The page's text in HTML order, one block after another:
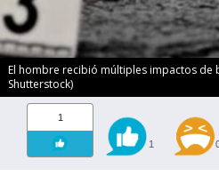
El hombre recibió múltiples impactos de
Shutterstock)
1
1